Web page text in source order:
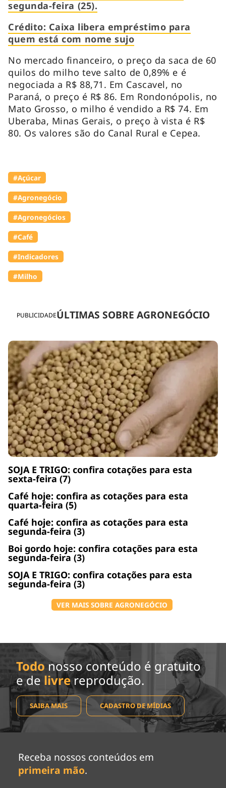
PUBLICIDADEÚLTIMAS SOBRE AGRONEGÓCIO
SOJA E TRIGO: confira cotações para esta
sexta-feira (7)
Café hoje: confira as cotações para esta
quarta-feira (5)
Café hoje: confira as cotações para esta
segunda-feira (3)
Boi gordo hoje: confira cotações para esta
segunda-feira (3)
SOJA E TRIGO: confira cotações para esta
segunda-feira (3)
VER MAIS SOBRE AGRONEGÓCIO
segunda-feira (25).
Crédito: Caixa libera empréstimo para
quem está com nome sujo
No mercado financeiro, o preço da saca de 60
quilos do milho teve salto de 0,89% e é
negociada a R$ 88,71. Em Cascavel, no
Paraná, o preço é R$ 86. Em Rondonópolis, no
Mato Grosso, o milho é vendido a R$ 74. Em
Uberaba, Minas Gerais, o preço à vista é R$
80. Os valores são do Canal Rural e Cepea.
#Açúcar
#Agronegócio
#Agronegócios
#Café
#Indicadores
#Milho
Todo nosso conteúdo é gratuito
e de livrereprodução.
SAIBA MAIS CADASTRO DE MÍDIAS
Receba nossos conteúdos em
primeira mão.